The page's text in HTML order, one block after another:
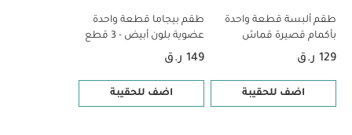
طقم ألبسة قطعة واحدة
بأكمام قصيرة قماش
عضوي بلون أبيض - 5 قطع
129 ر.ق
اضف للحقيبة
طقم بيجاما قطعة واحدة
عضوية بلون أبيض - 3 قطع
149 ر.ق
اضف للحقيبة